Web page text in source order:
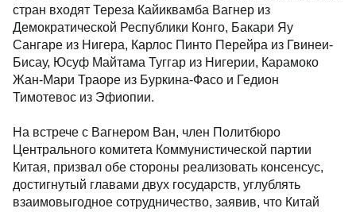
стран входят Тереза ​​Кайиквамба Вагнер из
Демократической Республики Конго, Бакари Яу
Сангаре из Нигера, Карлос Пинто Перейра из Гвинеи-
Бисау, Юсуф Майтама Туггар из Нигерии, Карамоко
Жан-Мари Траоре из Буркина-Фасо и Гедион
Тимотевос из Эфиопии.
На встрече с Вагнером Ван, член Политбюро
Центрального комитета Коммунистической партии
Китая, призвал обе стороны реализовать консенсус,
достигнутый главами двух государств, углублять
взаимовыгодное сотрудничество, заявив, что Китай